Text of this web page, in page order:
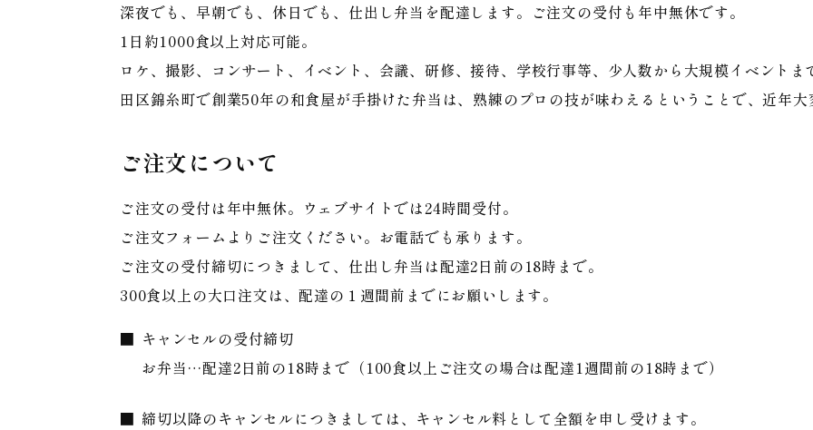
深夜でも、早朝でも、休日でも、仕出し弁当を配達します。ご注文の受付も年中無休です。
1日約1000食以上対応可能。
ロケ、撮影、コンサート、イベント、会議、研修、接待、学校行事等、少人数から大規模イベント
田区錦糸町で創業50年の和食屋が手掛けた弁当は、熟練のプロの技が味わえるということで、近年
ご注文について
ご注文の受付は年中無休。ウェブサイトでは24時間受付。
ご注文フォームよりご注文ください。お電話でも承ります。
ご注文の受付締切につきまして、仕出し弁当は配達2日前の18時まで。
300食以上の大口注文は、配達の１週間前までにお願いします。
キャンセルの受付締切
お弁当…配達2日前の18時まで（100食以上ご注文の場合は配達1週間前の18時まで）
締切以降のキャンセルにつきましては、キャンセル料として全額を申し受けます。